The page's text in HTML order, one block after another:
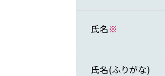
氏名※
氏名(ふりがな)